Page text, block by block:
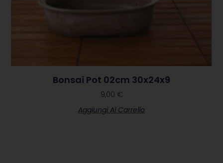
Bonsai Pot 02cm 30x24x9
9,00 €
Aggiungi Al Carrello